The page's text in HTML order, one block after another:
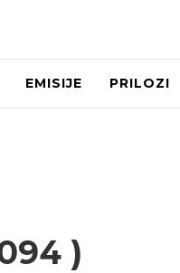
EMISIJE PRILOZI
)